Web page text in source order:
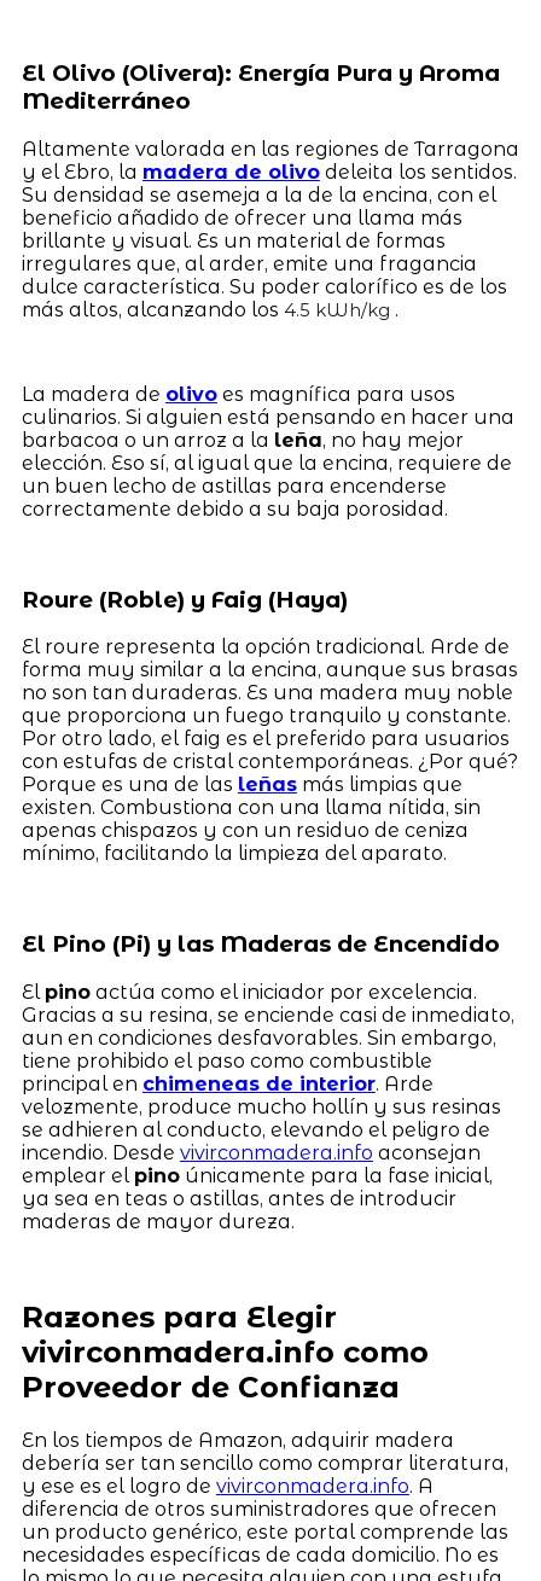
El Olivo (Olivera): Energía Pura y Aroma
Mediterráneo
Altamente valorada en las regiones de Tarragona
y el Ebro, la madera de olivodeleita los sentidos.
Su densidad se asemeja a la de la encina, con el
beneficio añadido de ofrecer una llama más
brillante y visual. Es un material de formas
irregulares que, al arder, emite una fragancia
dulce característica. Su poder calorífico es de los
más altos, alcanzando los 4.5 kWh/kg .
La madera de olivoes magnífica para usos
culinarios. Si alguien está pensando en hacer una
barbacoa o un arroz a la leña, no hay mejor
elección. Eso sí, al igual que la encina, requiere de
un buen lecho de astillas para encenderse
correctamente debido a su baja porosidad.
Roure (Roble) y Faig (Haya)
El roure representa la opción tradicional. Arde de
forma muy similar a la encina, aunque sus brasas
no son tan duraderas. Es una madera muy noble
que proporciona un fuego tranquilo y constante.
Por otro lado, el faig es el preferido para usuarios
con estufas de cristal contemporáneas. ¿Por qué?
Porque es una de las leñasmás limpias que
existen. Combustiona con una llama nítida, sin
apenas chispazos y con un residuo de ceniza
mínimo, facilitando la limpieza del aparato.
El Pino (Pi) y las Maderas de Encendido
El pinoactúa como el iniciador por excelencia.
Gracias a su resina, se enciende casi de inmediato,
aun en condiciones desfavorables. Sin embargo,
tiene prohibido el paso como combustible
principal en chimeneas de interior. Arde
velozmente, produce mucho hollín y sus resinas
se adhieren al conducto, elevando el peligro de
incendio. Desde vivirconmadera.info aconsejan
emplear el pinoúnicamente para la fase inicial,
ya sea en teas o astillas, antes de introducir
maderas de mayor dureza.
Razones para Elegir
vivirconmadera.info como
Proveedor de Confianza
En los tiempos de Amazon, adquirir madera
debería ser tan sencillo como comprar literatura,
y ese es el logro de vivirconmadera.info. A
diferencia de otros suministradores que ofrecen
un producto genérico, este portal comprende las
necesidades específicas de cada domicilio. No es